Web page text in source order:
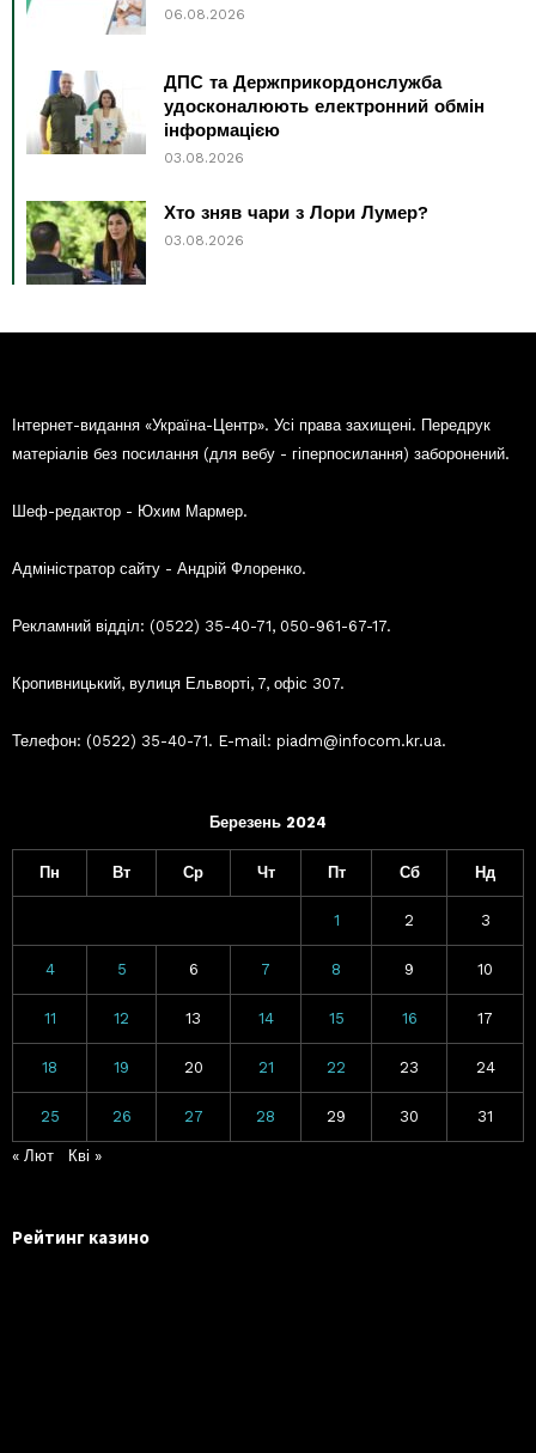
06.08.2026
ДПС та Держприкордонслужба
удосконалюють електронний обмін
інформацією
03.08.2026
Хто зняв чари з Лори Лумер?
03.08.2026
Інтернет-видання «Україна-Центр». Усі права захищені. Передрук
матеріалів без посилання (для вебу - гіперпосилання) заборонений.
Шеф-редактор - Юхим Мармер.
Адміністратор сайту - Андрій Флоренко.
Рекламний відділ: (0522) 35-40-71, 050-961-67-17.
Кропивницький, вулиця Ельворті, 7, офіс 307.
Телефон: (0522) 35-40-71. E-mail: piadm@infocom.kr.ua.
Березень 2024
Пн Вт Ср Чт Пт Сб Нд
1 2 3
4 5 6 7 8 9 10
11 12 13 14 15 16 17
18 19 20 21 22 23 24
25 26 27 28 29 30 31
« Лют Кві »
Рейтинг казино